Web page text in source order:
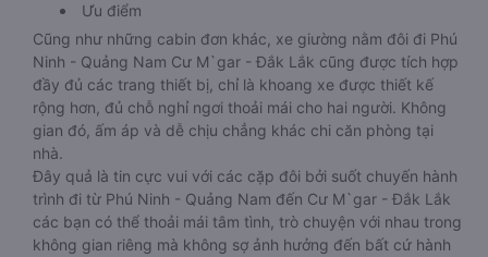
Ưu điểm
Cũng như những cabin đơn khác, xe giường nằm đôi đi Phú
Ninh - Quảng Nam Cư M`gar - Đắk Lắk cũng được tích hợp
đầy đủ các trang thiết bị, chỉ là khoang xe được thiết kế
rộng hơn, đủ chỗ nghỉ ngơi thoải mái cho hai người. Không
gian đó, ấm áp và dễ chịu chẳng khác chi căn phòng tại
nhà.
Đây quả là tin cực vui với các cặp đôi bởi suốt chuyến hành
trình đi từ Phú Ninh - Quảng Nam đến Cư M`gar - Đắk Lắk
các bạn có thể thoải mái tâm tình, trò chuyện với nhau trong
không gian riêng mà không sợ ảnh hưởng đến bất cứ hành